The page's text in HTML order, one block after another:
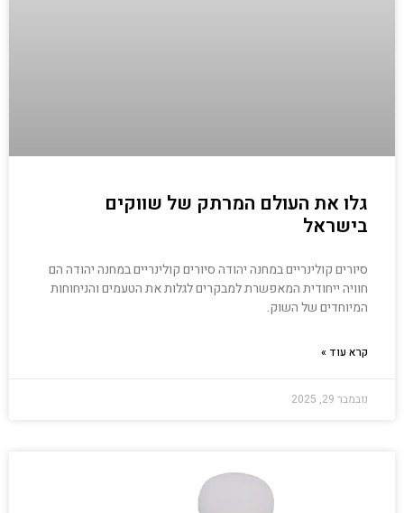
גלו את העולם המרתק של שווקים
בישראל
סיורים קולינריים במחנה יהודה סיורים קולינריים במחנה יהודה הם
חוויה ייחודית המאפשרת למבקרים לגלות את הטעמים והניחוחות
המיוחדים של השוק.
קרא עוד »
נובמבר 29, 2025